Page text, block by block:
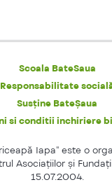
Scoala BateSaua
Responsabilitate
Susține BateȘaua
si conditii inchiriere
Iapa" este o
Asociaţiilor şi
15.07.2004.